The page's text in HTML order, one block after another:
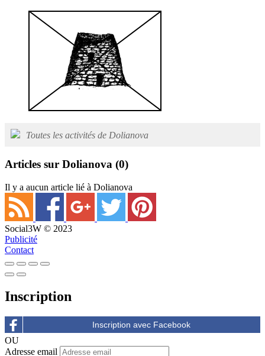
Toutes les activités de Dolianova
Articles sur Dolianova (0)
Il y a aucun article lié à Dolianova
Social3W © 2023
Publicité
Contact
Inscription
OU
Adresse email